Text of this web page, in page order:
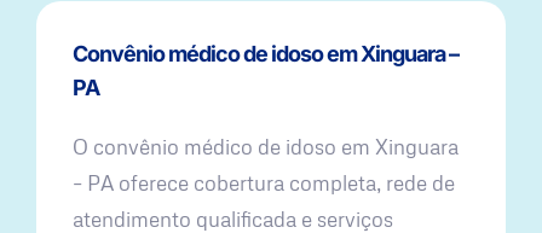
Convênio médico de idoso em Xinguara –
PA
O convênio médico de idoso em Xinguara
– PA oferece cobertura completa, rede de
atendimento qualificada e serviços